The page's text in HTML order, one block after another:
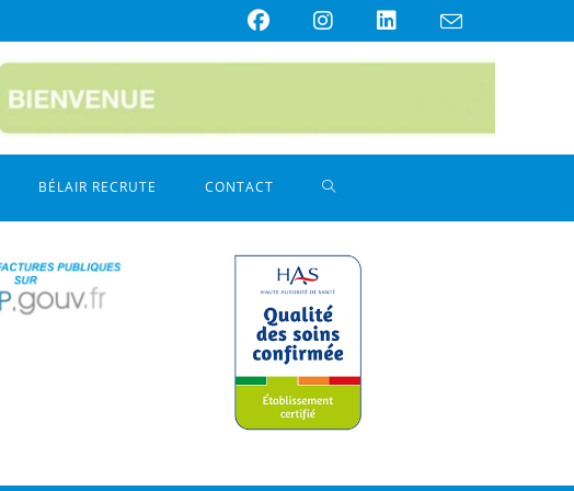
BÉLAIR RECRUTE CONTACT TOGGLE
WEBSITE
SEARCH